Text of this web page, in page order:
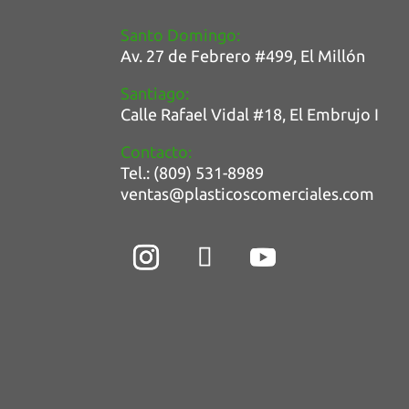
Santo Domingo:
Av. 27 de Febrero #499, El Millón
Santiago:
Calle Rafael Vidal #18, El Embrujo I
Contacto:
Tel.: (809) 531-8989
ventas@plasticoscomerciales.com